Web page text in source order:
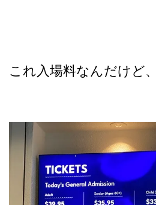
これ入場料なんだけど、